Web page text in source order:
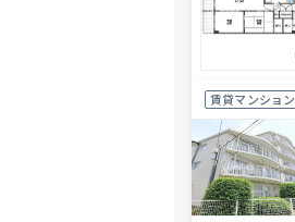
賃貸マンション